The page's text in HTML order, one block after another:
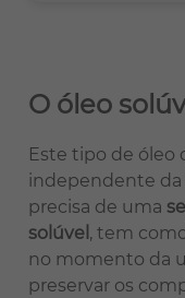
O óleo
Este tipo de óleo
independente da
precisa de uma
solúvel , tem
no momento da
preservar os